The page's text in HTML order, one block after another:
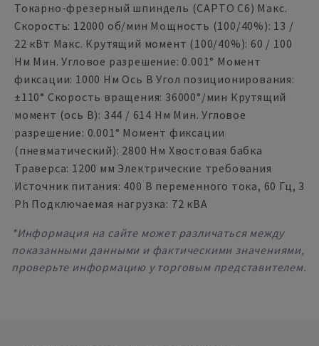
Токарно-фрезерный шпиндель (CAPTO C6) Макс.
Скорость: 12000 об/мин Мощность (100/40%): 13 /
22 кВт Макс. Крутящий момент (100/40%): 60 / 100
Нм Мин. Угловое разрешение: 0.001° Момент
фиксации: 1000 Нм Ось B Угол позиционирования:
±110° Скорость вращения: 36000°/мин Крутящий
момент (ось B): 344 / 614 Нм Мин. Угловое
разрешение: 0.001° Момент фиксации
(пневматический): 2800 Нм Хвостовая бабка
Траверса: 1200 мм Электрические требования
Источник питания: 400 В переменного тока, 60 Гц, 3
Ph Подключаемая нагрузка: 72 кВА
*Информация на сайте может различаться между
показанными данными и фактическими значениями,
проверьте информацию у торговым представителем.